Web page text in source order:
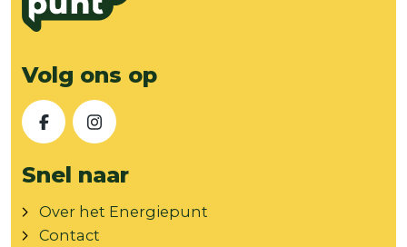
Volg ons op
FacebookInstagram
Snel naar
Over het Energiepunt
Contact